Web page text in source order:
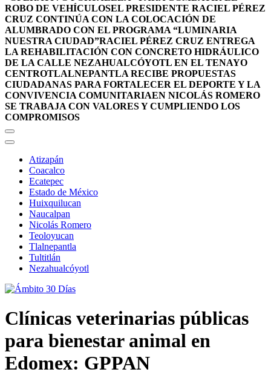
ROBO DE VEHÍCULOSEL PRESIDENTE RACIEL PÉREZ
CRUZ CONTINÚA CON LA COLOCACIÓN DE
ALUMBRADO CON EL PROGRAMA “LUMINARIA
NUESTRA CIUDAD”RACIEL PÉREZ CRUZ ENTREGA
LA REHABILITACIÓN CON CONCRETO HIDRÁULICO
DE LA CALLE NEZAHUALCÓYOTL EN EL TENAYO
CENTROTLALNEPANTLA RECIBE PROPUESTAS
CIUDADANAS PARA FORTALECER EL DEPORTE Y LA
CONVIVENCIA COMUNITARIAEN NICOLÁS ROMERO
SE TRABAJA CON VALORES Y CUMPLIENDO LOS
COMPROMISOS
Atizapán
Coacalco
Ecatepec
Estado de México
Huixquilucan
Naucalpan
Nicolás Romero
Teoloyucan
Tlalnepantla
Tultitlán
Nezahualcóyotl
Clínicas veterinarias públicas
para bienestar animal en
Edomex: GPPAN